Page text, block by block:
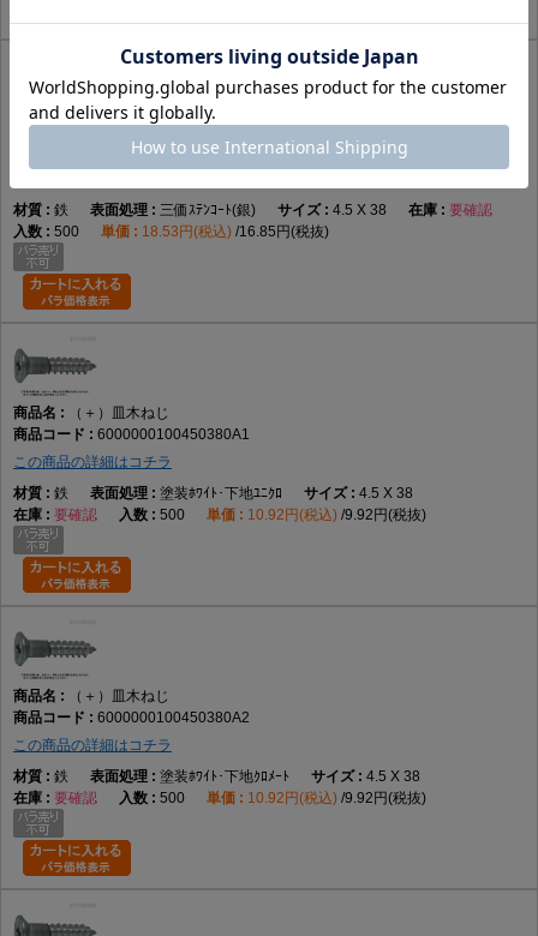
（＋）皿木ねじ
600000010045038056
鉄
三価ｽﾃﾝｺｰﾄ(銀) 4.5 X 38
要確認
500
18.53円(税込) 16.85円(税抜)
（＋）皿木ねじ
6000000100450380A1
この商品の詳細はコチラ
鉄
塗装ﾎﾜｲﾄ･下地ﾕﾆｸﾛ
4.5 X 38
要確認
500 10.92円(税込) 9.92円(税抜)
（＋）皿木ねじ
6000000100450380A2
この商品の詳細はコチラ
鉄
塗装ﾎﾜｲﾄ･下地ｸﾛﾒｰﾄ
4.5 X 38
要確認
500 10.92円(税込) 9.92円(税抜)